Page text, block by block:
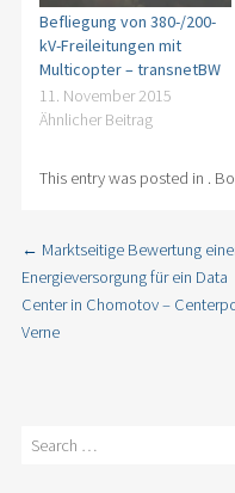
Befliegung von 380-/200-
kV-Freileitungen mit
Multicopter – transnetBW
11. November 2015
Ähnlicher Beitrag
This entry was posted in .
Post navigation
← Marktseitige Bewertung
Energieversorgung für ein Data
Center in Chomotov –
Verne
Search